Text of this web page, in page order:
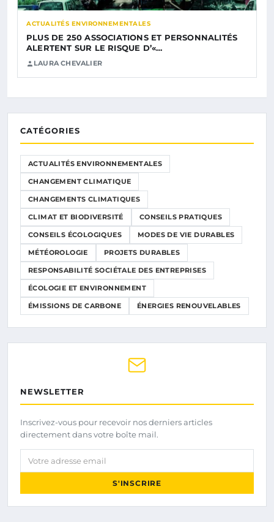
ACTUALITÉS ENVIRONNEMENTALES
PLUS DE 250 ASSOCIATIONS ET PERSONNALITÉS
ALERTENT SUR LE RISQUE D’«…
LAURA CHEVALIER
CATÉGORIES
ACTUALITÉS ENVIRONNEMENTALES
CHANGEMENT CLIMATIQUE
CHANGEMENTS CLIMATIQUES
CLIMAT ET BIODIVERSITÉ CONSEILS PRATIQUES
CONSEILS ÉCOLOGIQUES MODES DE VIE DURABLES
MÉTÉOROLOGIE PROJETS DURABLES
RESPONSABILITÉ SOCIÉTALE DES ENTREPRISES
ÉCOLOGIE ET ENVIRONNEMENT
ÉMISSIONS DE CARBONE ÉNERGIES RENOUVELABLES
NEWSLETTER
Inscrivez-vous pour recevoir nos derniers articles
directement dans votre boîte mail.
Votre adresse email
S'INSCRIRE